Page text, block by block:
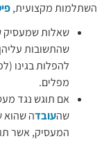
השתלמות מקצועית,
שאלות שמעסיק
שהתשובות
להפלות בגינו
מפלים.
אם תוגש נגד
שהעובדה שהוא
המעסיק, אשר